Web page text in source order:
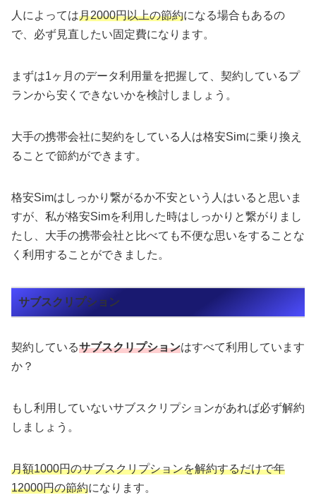
人によっては月2000円以上の節約になる場合もあるの
で、必ず見直したい固定費になります。
まずは1ヶ月のデータ利用量を把握して、契約しているプ
ランから安くできないかを検討しましょう。
大手の携帯会社に契約をしている人は格安Simに乗り換え
ることで節約ができます。
格安Simはしっかり繋がるか不安という人はいると思いま
すが、私が格安Simを利用した時はしっかりと繋がりまし
たし、大手の携帯会社と比べても不便な思いをすることな
く利用することができました。
サブスクリプション
契約しているサブスクリプションはすべて利用しています
か？
もし利用していないサブスクリプションがあれば必ず解約
しましょう。
月額1000円のサブスクリプションを解約するだけで年
12000円の節約になります。